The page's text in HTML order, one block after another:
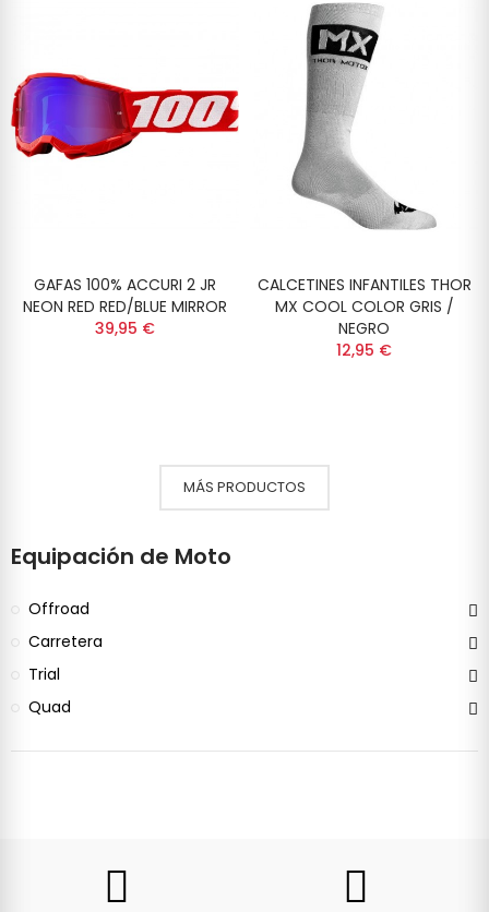
GAFAS 100% ACCURI 2 JR
NEON RED RED/BLUE MIRROR
39,95 €
CALCETINES INFANTILES THOR
MX COOL COLOR GRIS /
NEGRO
12,95 €
MÁS PRODUCTOS
Equipación de Moto
Offroad
Carretera
Trial
Quad